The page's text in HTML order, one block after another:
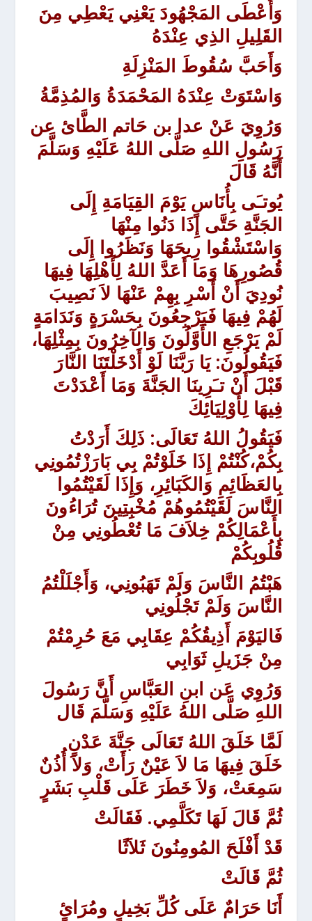
وَأَعْطَى المَجْهُودَ يَعْنِي يَعْطِي مِنَ
القَلِيلِ الذِي عِنْدَهُ
وَأَحَبَّ سُقُوطَ المَنْزِلَةِ
وَاسْتَوَتْ عِنْدَهُ المَحْمَدَةُ وَالمُذِمَّةُ
وَرُوِيَ عَنْ عدا بن حَاتم الطَّائ عن
رَسُولِ اللهِ صَلَّى اللهُ عَلَيْهِ وَسَلَّمَ
أَنَّهُ قَالَ
يُوتـَى بِأُنَاسٍ يَوْمَ القِيَامَةِ إِلَى
الجَنَّةِ حَتَّى إِذَا دَنُوا مِنْهَا
وَاسْتَشْقُوا رِيحَهَا وَنَظَرُوا إِلَى
قُصُورِهَا وَمَا أَعَدَّ اللهُ لِأَهْلِهَا فِيهَا
نُودِيَ أَنْ أَسْرِ بِهِمْ عَنْهَا لاَ نَصِيبَ
لَهُمْ فِيهَا فَيَرْجِعُونَ بِحَسْرَةٍ وَنَدَامَةٍ
لَمْ يَرْجَعِ الأَوَّلُونَ وَالآخِرُونَ بِمِثْلِهَا،
فَيَقُولُونَ: يَا رَبَّنَا لَوْ أَدْخَلْتَنَا النَّارَ
قَبْلَ أَنْ تـَرِينَا الجَنَّةَ وَمَا أَعْدَدْتَ
فِيهَا لِأَوْلِيَائِكَ
فَيَقُولُ اللهُ تَعَالَى: ذَلِكَ أَرَدْتُ
بِكُمْ،كُنْتُمْ إِذَا خَلَوْتُمْ بِي بَارَزْتُمُونِي
بِالعَظَائِمِ وَالكَبَائِرِ، وَإِذَا لَقَيْتُمُوا
النَّاسَ لَقَيْتُمُوهُمْ مُخْبِتِينَ تُرَاءُونَ
بِأَعْمَالِكُمْ خِلاَفَ مَا تُعْطُونِي مِنْ
قُلُوبِكُمْ
هَبْتُمُ النَّاسَ وَلَمْ تَهَبُونِي، وَأَجْلَلْتُمُ
النَّاسَ وَلَمْ تَجْلُونِي
فَاليَوْمَ أَذِيقُكُمْ عِقَابِي مَعَ حُرِمْتُمْ
مِنْ جَزَيلِ ثَوَابِي
وَرُوِي عَن ابنِ العَبَّاسِ أَنَّ رَسُولَ
اللهِ صَلَّى اللهُ عَلَيْهِ وَسَلَّمَ قَال
لَمَّا خَلَقَ اللهُ تَعَالَى جَنَّةَ عَدْنٍ
خَلَقَ فِيهَا مَا لاَ عَيْنٌ رَأَتْ، وَلاَ أُذُنٌ
سَمِعَتْ، وَلاَ خَطَرَ عَلَى قَلْبِ بَشَرٍ
ثُمَّ قَالَ لَهَا تَكَلَّمِي. فَقَالَتْ
قَدْ أَفْلَحَ المُومِنُونَ ثَلاَثًا
ثُمَّ قَالَتْ
أَنَا حَرَامٌ عَلَى كُلِّ بَخِيلٍ ومُرَائٍ